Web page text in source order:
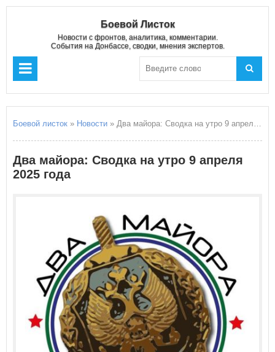
Боевой Листок
Новости с фронтов, аналитика, комментарии.
События на Донбассе, сводки, мнения экспертов.
Боевой листок » Новости » Два майора: Сводка на утро 9 апреля 2025 года
Два майора: Сводка на утро 9 апреля
2025 года